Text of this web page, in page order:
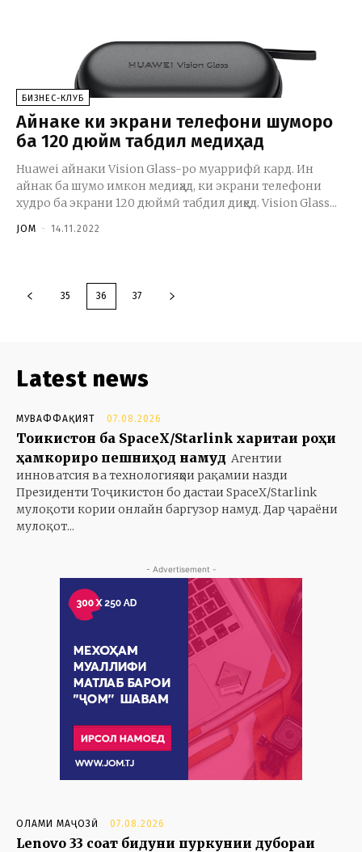
БИЗНЕС-КЛУБ
Айнаке ки экрани телефони шуморо
ба 120 дюйм табдил медиҳад
Huawei айнаки Vision Glass-ро муаррифӣ кард. Ин
айнак ба шумо имкон медиҳад, ки экрани телефони
худро ба экрани 120 дюймӣ табдил диҳед. Vision Glass...
JOM - 14.11.2022
35 36 37
Latest news
МУВАФФАҚИЯТ 07.08.2026
Тоҷикистон ба SpaceX/Starlink харитаи роҳи
ҳамкориро пешниҳод намуд Агентии
инноватсия ва технологияҳои рақамии назди
Президенти Тоҷикистон бо дастаи SpaceX/Starlink
мулоқоти кории онлайн баргузор намуд. Дар ҷараёни
мулоқот...
- Advertisement -
ОЛАМИ МАҶОЗӢ 07.08.2026
Lenovo 33 соат бидуни пуркунии дубораи